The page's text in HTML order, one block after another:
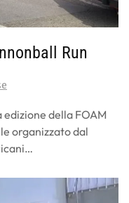
Run
della FOAM
organizzato dal